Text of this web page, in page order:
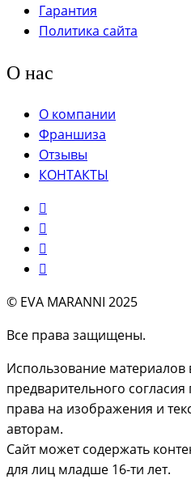
Гарантия
Политика сайта
О нас
О компании
Франшиза
Отзывы
КОНТАКТЫ
© EVA MARANNI 2025
Все права защищены.
Использование материалов
предварительного
права на изображения и
авторам.
Сайт может содержать
для лиц младше 16-ти лет.